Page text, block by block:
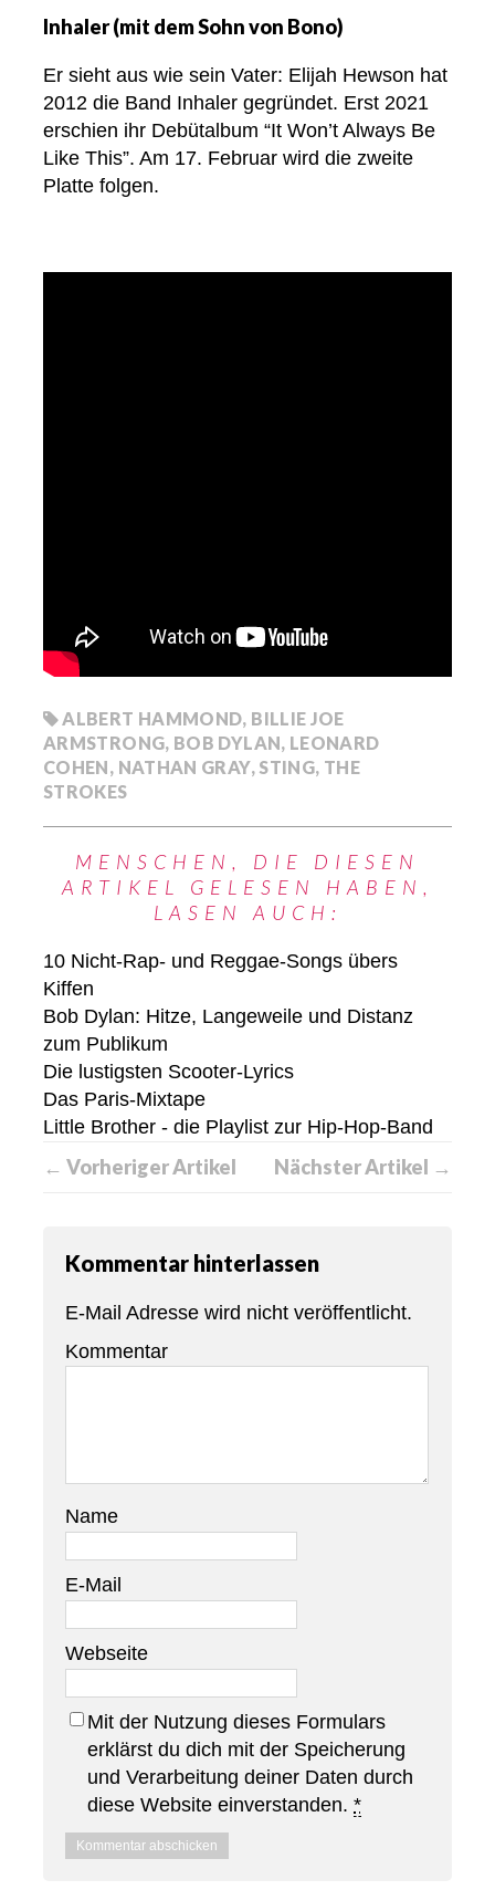
Inhaler (mit dem Sohn von Bono)
Er sieht aus wie sein Vater: Elijah Hewson hat
2012 die Band Inhaler gegründet. Erst 2021
erschien ihr Debütalbum “It Won’t Always Be
Like This”. Am 17. Februar wird die zweite
Platte folgen.
ALBERT HAMMOND, BILLIE JOE
ARMSTRONG, BOB DYLAN, LEONARD
COHEN, NATHAN GRAY, STING, THE
STROKES
MENSCHEN, DIE DIESEN
ARTIKEL GELESEN HABEN,
LASEN AUCH:
10 Nicht-Rap- und Reggae-Songs übers
Kiffen
Bob Dylan: Hitze, Langeweile und Distanz
zum Publikum
Die lustigsten Scooter-Lyrics
Das Paris-Mixtape
Little Brother - die Playlist zur Hip-Hop-Band
← Vorheriger Artikel Nächster Artikel →
Kommentar hinterlassen
E-Mail Adresse wird nicht veröffentlicht.
Kommentar
Name
E-Mail
Webseite
Mit der Nutzung dieses Formulars
erklärst du dich mit der Speicherung
und Verarbeitung deiner Daten durch
diese Website einverstanden. *